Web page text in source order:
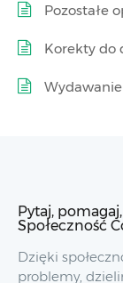
Pozostałe
Korekty do
Pytaj,
Społeczność
Dzięki
problemy,